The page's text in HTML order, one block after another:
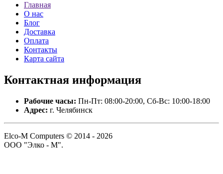
Главная
О нас
Блог
Доставка
Оплата
Контакты
Карта сайта
Контактная информация
Рабочие часы: Пн-Пт: 08:00-20:00, Сб-Вс: 10:00-18:00
Адрес: г. Челябинск
Elco-M Computers © 2014 - 2026
ООО "Элко - М".